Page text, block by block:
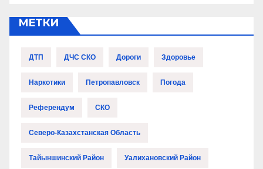
МЕТКИ
ДТП ДЧС СКО Дороги Здоровье
Наркотики Петропавловск Погода
Референдум СКО
Северо-Казахстанская Область
Тайыншинский Район Уалихановский Район